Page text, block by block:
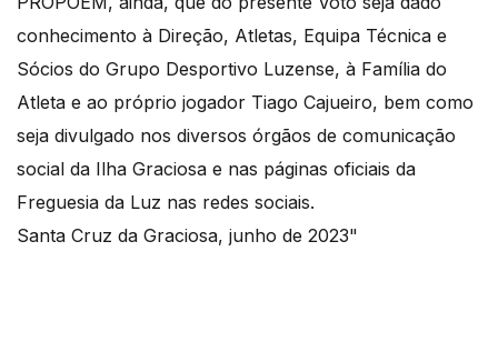
conhecimento à Direção, Atletas, Equipa Técnica e
Sócios do Grupo Desportivo Luzense, à Família do
Atleta e ao próprio jogador Tiago Cajueiro, bem como
seja divulgado nos diversos órgãos de comunicação
social da Ilha Graciosa e nas páginas oficiais da
Freguesia da Luz nas redes sociais.
Santa Cruz da Graciosa, junho de 2023"